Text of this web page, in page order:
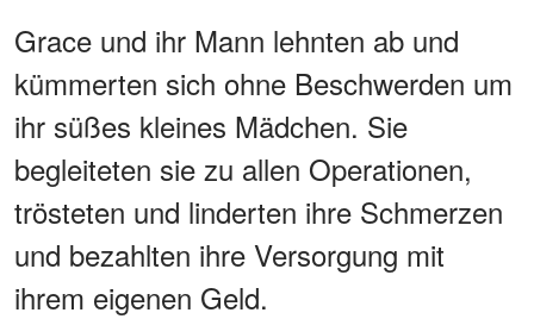
Grace und ihr Mann lehnten ab und
kümmerten sich ohne Beschwerden um
ihr süßes kleines Mädchen. Sie
begleiteten sie zu allen Operationen,
trösteten und linderten ihre Schmerzen
und bezahlten ihre Versorgung mit
ihrem eigenen Geld.